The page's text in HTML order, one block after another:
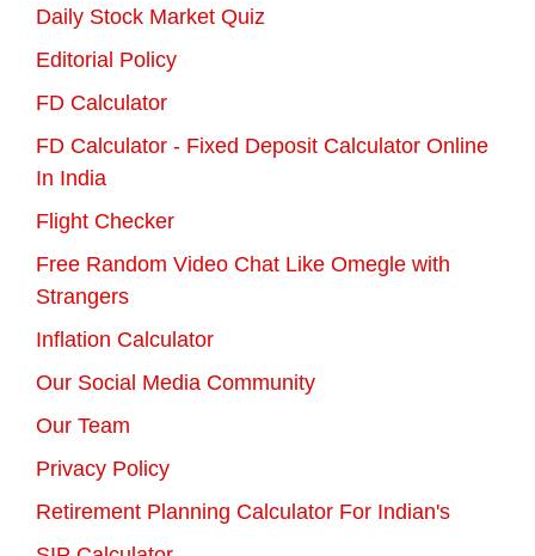
Daily Stock Market Quiz
Editorial Policy
FD Calculator
FD Calculator - Fixed Deposit Calculator Online
In India
Flight Checker
Free Random Video Chat Like Omegle with
Strangers
Inflation Calculator
Our Social Media Community
Our Team
Privacy Policy
Retirement Planning Calculator For Indian's